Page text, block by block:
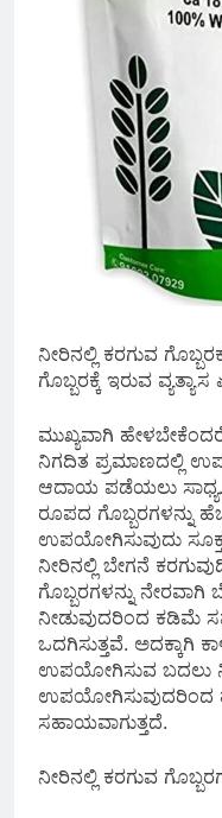
ನೀರಿನಲ್ಲಿ ಕರಗುವ
ಗೊಬ್ಬರಕ್ಕೆ ಇರುವ ವ್ಯತ್ಯಾಸ
ಮುಖ್ಯವಾಗಿ ಹೇಳಬೇಕೆಂದರೆ
ನಿಗದಿತ ಪ್ರಮಾಣದಲ್ಲಿ
ಆದಾಯ ಪಡೆಯಲು ಸಾಧ್ಯ.
ರೂಪದ ಗೊಬ್ಬರಗಳನ್ನು
ಉಪಯೋಗಿಸುವುದು
ನೀರಿನಲ್ಲಿ ಬೇಗನೆ
ಗೊಬ್ಬರಗಳನ್ನು
ನೀಡುವುದರಿಂದ ಕಡಿಮೆ
ಒದಗಿಸುತ್ತವೆ. ಅದಕ್ಕಾಗಿ
ಉಪಯೋಗಿಸುವ ಬದಲು
ಉಪಯೋಗಿಸುವುದರಿಂದ
ಸಹಾಯವಾಗುತ್ತದೆ.
ನೀರಿನಲ್ಲಿ ಕರಗುವ